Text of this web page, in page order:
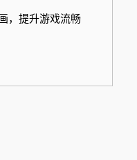
，提升游戏流畅